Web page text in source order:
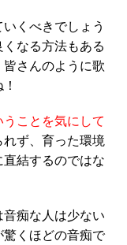
くべきでしょう
なる方法もある
さんのように歌
ことを気にして
ず、育った環境
結するのではな
痴な人は少ない
くほどの音痴で